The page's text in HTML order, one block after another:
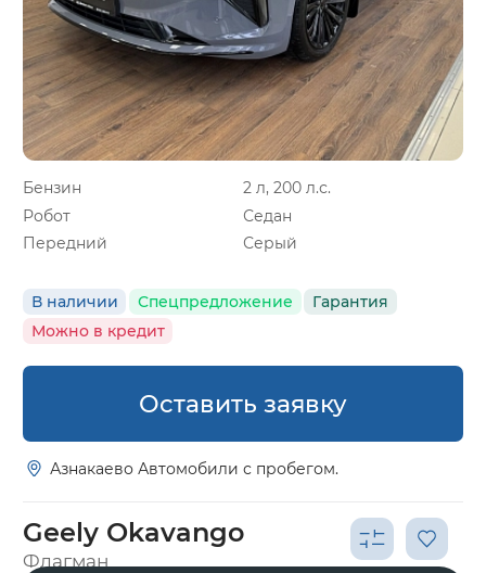
Бензин
2 л, 200 л.с.
Робот
Седан
Передний
Серый
В наличии Спецпредложение
Гарантия
Можно в кредит
Оставить заявку
Азнакаево Автомобили с пробегом.
Geely Okavango
Флагман